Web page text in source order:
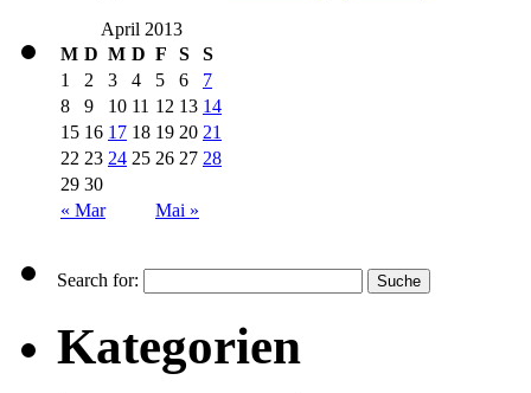
April 2013
M D M D F S S
« Mar Mai »
1 2 3 4 5 6
7
8
9 10 11 12 13 14
15 16 17 18 19 20 21
22 23 24 25 26 27 28
29 30
Search for:
Kategorien